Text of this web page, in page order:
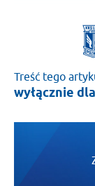
Treść tego
wyłącznie